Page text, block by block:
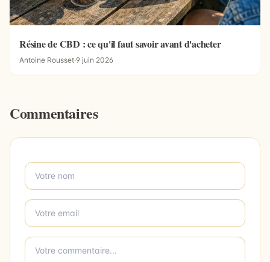
Résine de CBD : ce qu'il faut savoir avant d'acheter
Antoine Rousset·9 juin 2026
Commentaires